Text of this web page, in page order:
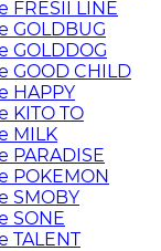
FRESII LINE
GOLDBUG
GOLDDOG
GOOD CHILD
HAPPY
KITO TO
MILK
PARADISE
POKEMON
SMOBY
SONE
TALENT